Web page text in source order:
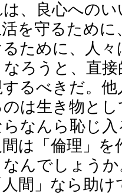
、良心へのい
を守るために
ために、人
ろうと、直
るべきだ。
は生き物と
なんら恥じ
は「倫理」を
んでしょう
人間」なら助